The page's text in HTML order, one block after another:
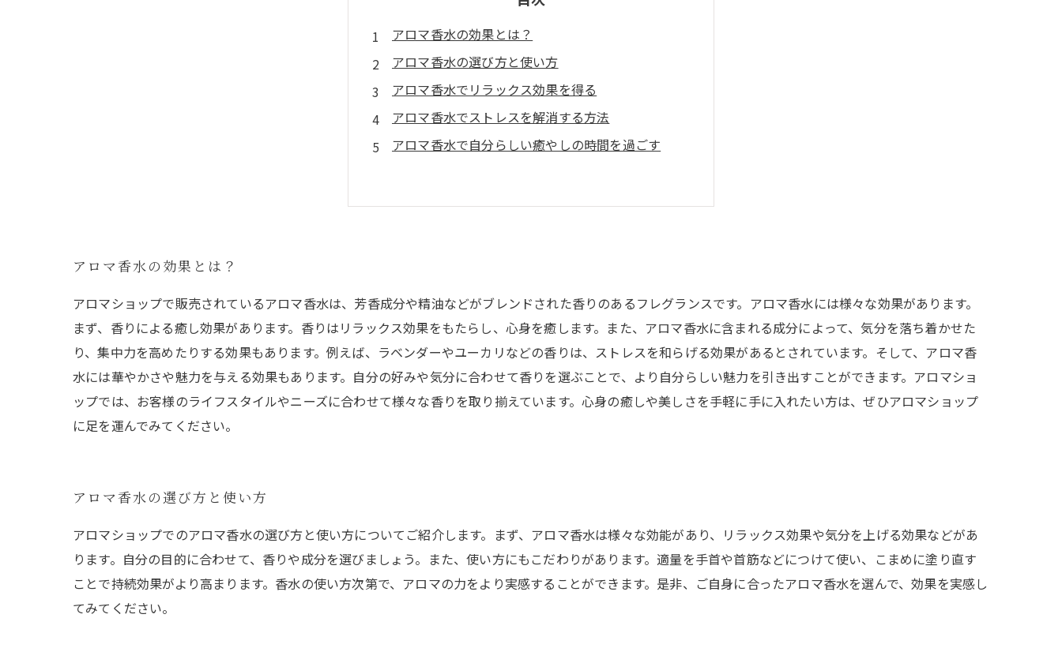
アロマ香水の効果とは？
アロマ香水の選び方と使い方
アロマ香水でリラックス効果を得る
アロマ香水でストレスを解消する方法
アロマ香水で自分らしい癒やしの時間を過ごす
アロマ香水の効果とは？
アロマショップで販売されているアロマ香水は、芳香成分や精油などがブレンドされた香りのあるフレグランスです。アロマ香水には様々な効果があります。
まず、香りによる癒し効果があります。香りはリラックス効果をもたらし、心身を癒します。また、アロマ香水に含まれる成分によって、気分を落ち着かせた
り、集中力を高めたりする効果もあります。例えば、ラベンダーやユーカリなどの香りは、ストレスを和らげる効果があるとされています。そして、アロマ香
水には華やかさや魅力を与える効果もあります。自分の好みや気分に合わせて香りを選ぶことで、より自分らしい魅力を引き出すことができます。アロマショ
ップでは、お客様のライフスタイルやニーズに合わせて様々な香りを取り揃えています。心身の癒しや美しさを手軽に手に入れたい方は、ぜひアロマショップ
に足を運んでみてください。
アロマ香水の選び方と使い方
アロマショップでのアロマ香水の選び方と使い方についてご紹介します。まず、アロマ香水は様々な効能があり、リラックス効果や気分を上げる効果などがあ
ります。自分の目的に合わせて、香りや成分を選びましょう。また、使い方にもこだわりがあります。適量を手首や首筋などにつけて使い、こまめに塗り直す
ことで持続効果がより高まります。香水の使い方次第で、アロマの力をより実感することができます。是非、ご自身に合ったアロマ香水を選んで、効果を実感し
てみてください。